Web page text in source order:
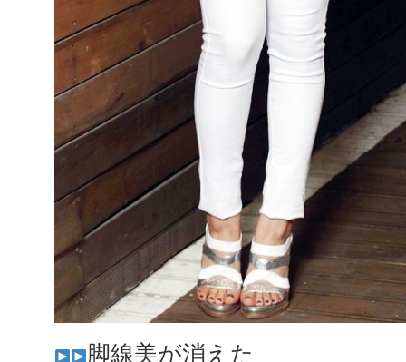
脚線美が消えた